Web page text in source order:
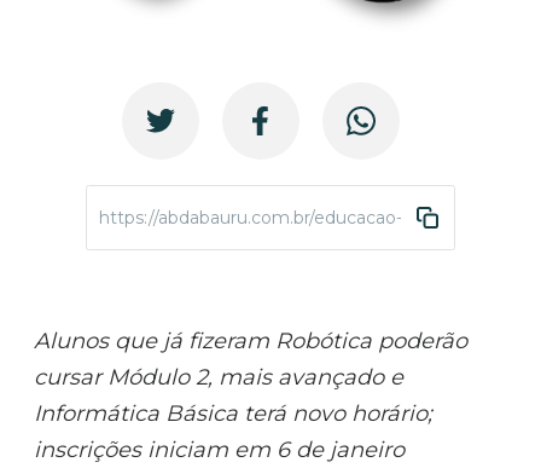
https://abdabauru.com.br/educacao-comunidades-
Alunos que já fizeram Robótica poderão
cursar Módulo 2, mais avançado e
Informática Básica terá novo horário;
inscrições iniciam em 6 de janeiro